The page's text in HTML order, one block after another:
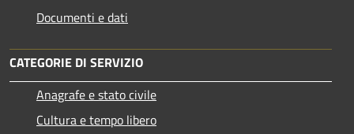
Documenti e dati
CATEGORIE DI SERVIZIO
Anagrafe e stato civile
Cultura e tempo libero